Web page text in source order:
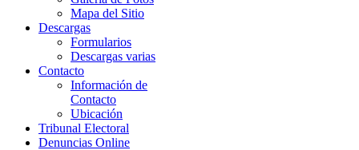
Mapa del Sitio
Descargas
Formularios
Descargas varias
Contacto
Información de
Contacto
Ubicación
Tribunal Electoral
Denuncias Online